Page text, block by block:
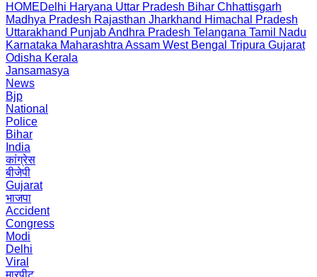
HOMEDelhi Haryana Uttar Pradesh Bihar Chhattisgarh
Madhya Pradesh Rajasthan Jharkhand Himachal Pradesh
Uttarakhand PunjabAndhra Pradesh Telangana Tamil Nadu
Karnataka Maharashtra Assam West Bengal Tripura Gujarat
Odisha Kerala
Jansamasya
News
Bjp
National
Police
Bihar
India
कांग्रेस
बीजेपी
Gujarat
भाजपा
Accident
Congress
Modi
Delhi
Viral
मारपीट